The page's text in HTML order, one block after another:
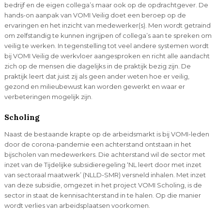
bedrijf en de eigen collega’s maar ook op de opdrachtgever. De
hands-on aanpak van VOMI Veilig doet een beroep op de
ervaringen en het inzicht van medewerker(s). Men wordt getraind
om zelfstandig te kunnen ingrijpen of collega’s aan te spreken om
veilig te werken. In tegenstelling tot veel andere systemen wordt
bij VOMI Veilig de werkvloer aangesproken en richt alle aandacht
zich op de mensen die dagelijks in de praktijk bezig zijn. De
praktijk leert dat juist zij als geen ander weten hoe er veilig,
gezond en milieubewust kan worden gewerkt en waar er
verbeteringen mogelijk zijn.
Scholing
Naast de bestaande krapte op de arbeidsmarkt is bij VOMI-leden
door de corona-pandemie een achterstand ontstaan in het
bijscholen van medewerkers. Die achterstand wil de sector met
inzet van de Tijdelijke subsidieregeling ‘NL leert door met inzet
van sectoraal maatwerk’ (NLLD-SMR) versneld inhalen. Met inzet
van deze subsidie, omgezet in het project VOMI Scholing, is de
sector in staat de kennisachterstand in te halen. Op die manier
wordt verlies van arbeidsplaatsen voorkomen.